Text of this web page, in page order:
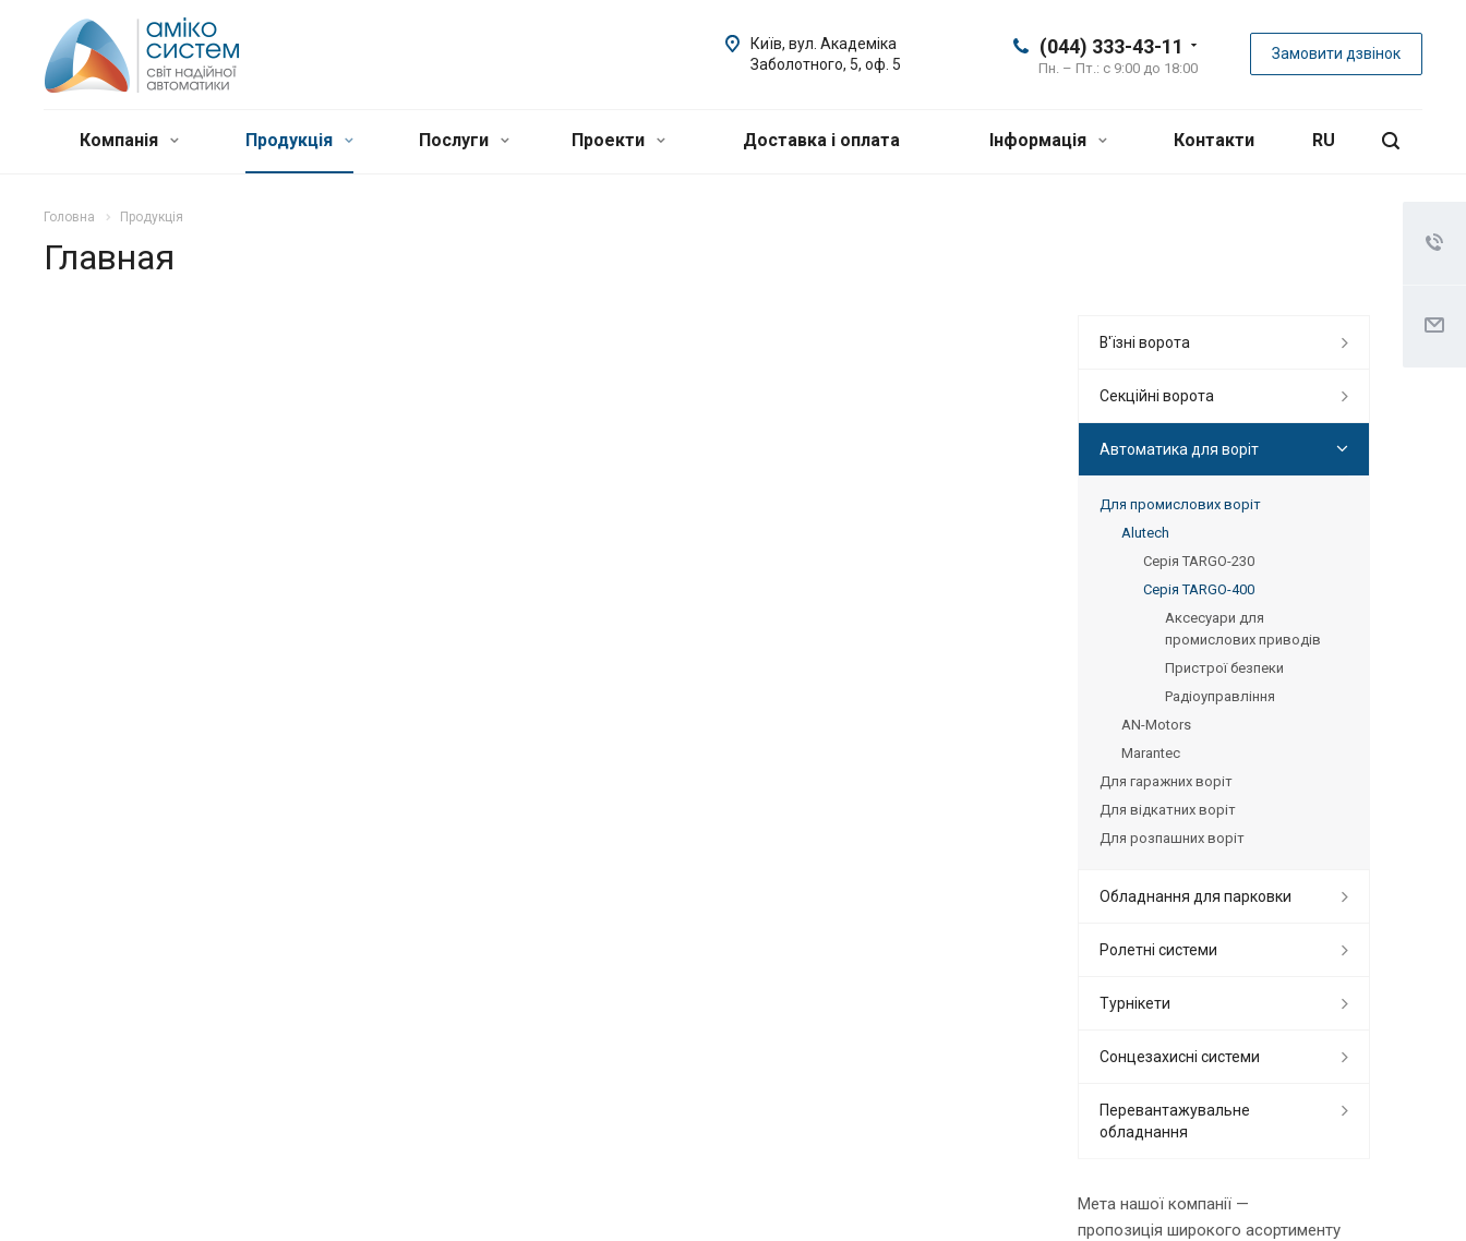
(044) 333-43-11
Пн. – Пт.: с 9:00 до 18:00
Замовити дзвінок
Київ, вул. Академіка
Заболотного, 5, оф. 5
Компанія Продукція Послуги Проекти Доставка і оплата Інформація Контакти RU
Головна Продукція
Главная
В'їзні ворота
Секційні ворота
Автоматика для воріт
Для промислових воріт
Alutech
Серія TARGO-230
Серія TARGO-400
Аксесуари для
промислових приводів
Пристрої безпеки
Радіоуправління
AN-Motors
Marantec
Для гаражних воріт
Для відкатних воріт
Для розпашних воріт
Обладнання для парковки
Ролетні системи
Турнікети
Сонцезахисні системи
Перевантажувальне
обладнання
Мета нашої компанії —
пропозиція широкого асортименту